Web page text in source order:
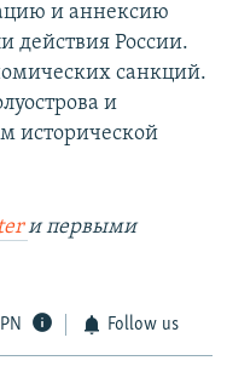
и аннексию
действия России.
санкций.
и
исторической
и первыми
Follow us